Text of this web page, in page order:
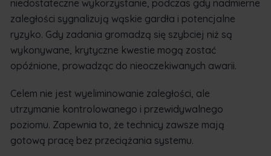
niedostateczne wykorzystanie, podczas gdy nadmierne
zaległości sygnalizują wąskie gardła i potencjalne
ryzyko. Gdy zadania gromadzą się szybciej niż są
wykonywane, krytyczne kwestie mogą zostać
opóźnione, prowadząc do nieoczekiwanych awarii.
Celem nie jest wyeliminowanie zaległości, ale
utrzymanie kontrolowanego i przewidywalnego
poziomu. Zapewnia to, że technicy zawsze mają
gotową pracę bez przeciążania systemu.